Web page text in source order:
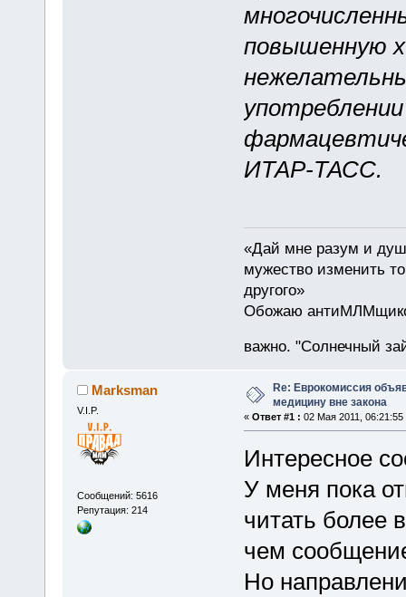
повышенную
ИТАР-ТАСС.
«Дай мне разум и
мужество изменить
другого»
Обожаю
важно. "Солнечный
Marksman
V.I.P.
Сообщений: 5616
Репутация: 214
Re: Еврокомиссия
медицину вне закона
« Ответ #1 : 02 Мая 2011, 06:21:55
Интересное
У меня пока
читать более
чем
Но